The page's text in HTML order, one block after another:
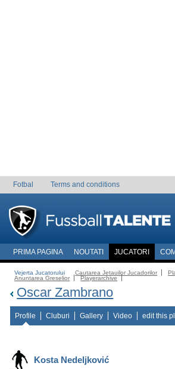
Fotbal Terms and conditions
PRIMA PAGINA NOUTATI JUCATORI
Vejerta Jucatorului Cautarea Jetauilor Jucadorilor
Anuntarea Greselior
Playerarchive
Oscar Zambrano
Profile Cluburi Gallery Video edit this
Kosta Nedeljković